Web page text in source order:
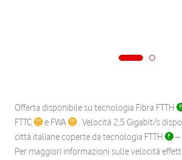
Offerta disponibile su tecnologia Fibra FTTH
FTTC
e FWA
. Velocità 2,5 Gigabit/s
città italiane coperte da tecnologia FTTH
–
Per maggiori informazioni sulle velocità